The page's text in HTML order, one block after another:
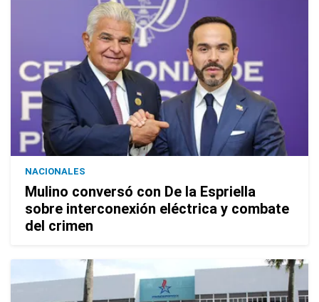
NACIONALES
Mulino conversó con De la Espriella
sobre interconexión eléctrica y combate
del crimen